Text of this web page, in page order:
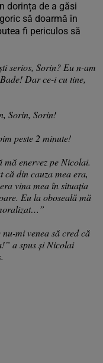
dorința de a găsi
să doarmă în
fi periculos să
serios, Sorin? Eu n-am
Dar ce-i cu tine,
Sorin, Sorin!
peste 2 minute!
enervez pe Nicolai.
din cauza mea era,
vina mea în situația
Eu la oboseală mă
mi venea să cred că
a spus și Nicolai